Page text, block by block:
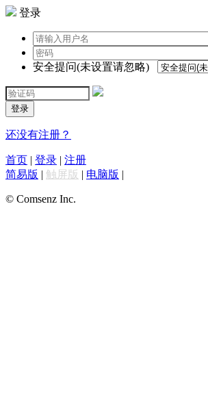
登录
安全提问(未设置请忽略)
登录
还没有注册？
首页 | 登录 | 注册
简易版 | 触屏版 | 电脑版 |
© Comsenz Inc.